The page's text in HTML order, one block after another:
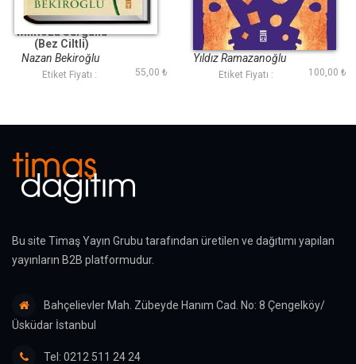
Mimoza Sürgünü
(Bez Ciltli)
Nazan Bekiroğlu
Etiket Fiyatı : 55,00 ₺
Görme Bahçesi
Yıldız Ramazanoğlu
Etiket Fiyatı : 100,00 ₺
Bu site Timaş Yayın Grubu tarafından üretilen ve dağıtımı yapılan
yayınların B2B platformudur.
Bahçelievler Mah. Zübeyde Hanım Cad. No: 8 Çengelköy/
Üsküdar İstanbul
Tel: 0212 511 24 24